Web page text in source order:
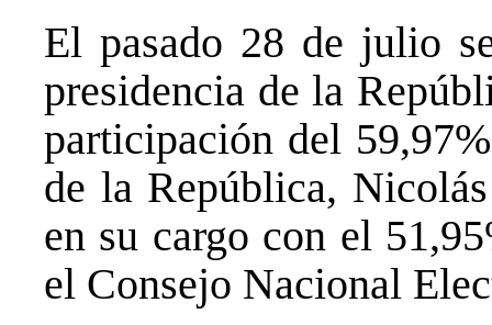
El pasado 28 de julio
presidencia de la
participación del
de la República,
en su cargo con el
el Consejo Nacional